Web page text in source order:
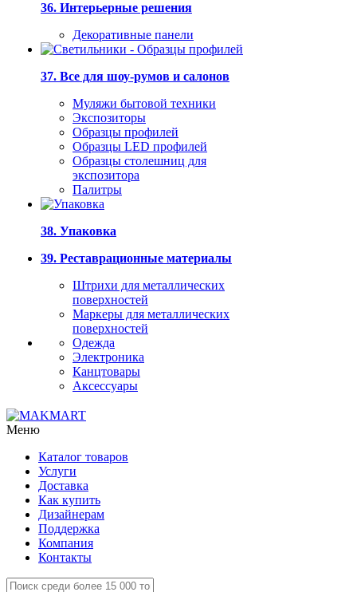
36. Интерьерные решения
Декоративные панели
37. Все для шоу-румов и салонов
Муляжи бытовой техники
Экспозиторы
Образцы профилей
Образцы LED профилей
Образцы столешниц для
экспозитора
Палитры
38. Упаковка
39. Реставрационные материалы
Штрихи для металлических
поверхностей
Маркеры для металлических
поверхностей
Одежда
Электроника
Канцтовары
Аксессуары
Меню
Каталог товаров
Услуги
Доставка
Как купить
Дизайнерам
Поддержка
Компания
Контакты